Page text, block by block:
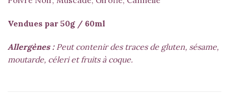
Vendues par 50g / 60ml
Allergènes :Peut contenir des traces de gluten, sésame,
moutarde, céleri et fruits à coque.